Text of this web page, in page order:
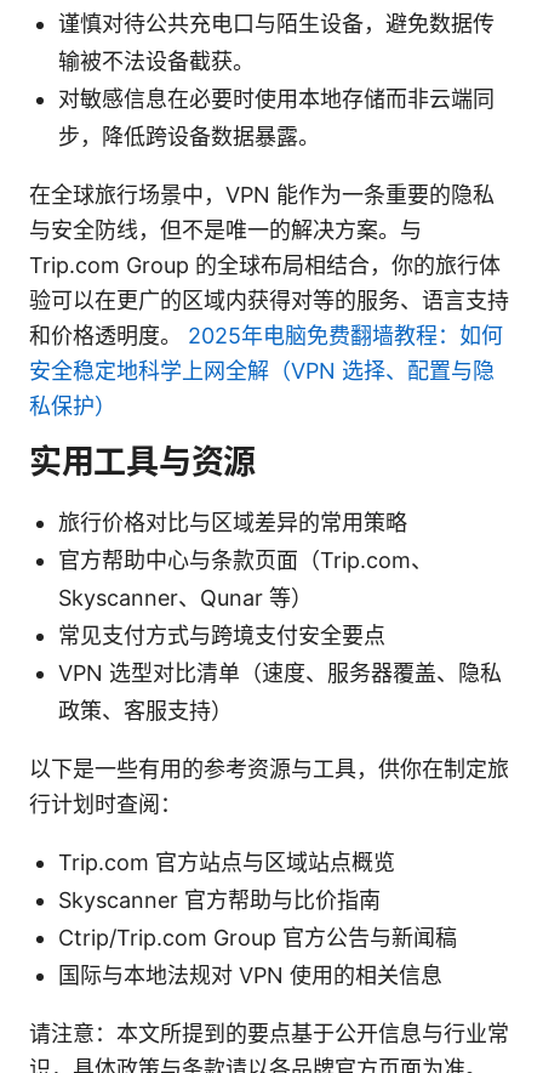
谨慎对待公共充电口与陌生设备，避免数据传
输被不法设备截获。
对敏感信息在必要时使用本地存储而非云端同
步，降低跨设备数据暴露。
在全球旅行场景中，VPN 能作为一条重要的隐私
与安全防线，但不是唯一的解决方案。与
Trip.com Group 的全球布局相结合，你的旅行体
验可以在更广的区域内获得对等的服务、语言支持
和价格透明度。 2025年电脑免费翻墙教程：如何
安全稳定地科学上网全解（VPN 选择、配置与隐
私保护）
实用工具与资源
旅行价格对比与区域差异的常用策略
官方帮助中心与条款页面（Trip.com、
Skyscanner、Qunar 等）
常见支付方式与跨境支付安全要点
VPN 选型对比清单（速度、服务器覆盖、隐私
政策、客服支持）
以下是一些有用的参考资源与工具，供你在制定旅
行计划时查阅：
Trip.com 官方站点与区域站点概览
Skyscanner 官方帮助与比价指南
Ctrip/Trip.com Group 官方公告与新闻稿
国际与本地法规对 VPN 使用的相关信息
请注意：本文所提到的要点基于公开信息与行业常